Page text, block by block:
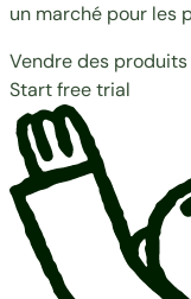
un marché pour les
Vendre des
Start free trial